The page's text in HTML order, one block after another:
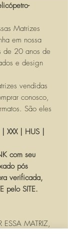
Matrizes
em nossa
de 20 anos de
e design
vendidas
conosco,
São eles
| XXX | HUS |
com seu
pós
verificada,
pelo SITE.
ESSA MATRIZ,